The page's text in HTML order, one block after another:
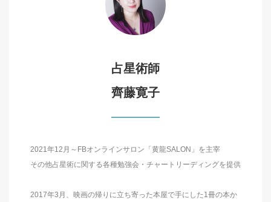
占星術師
齊藤寛子
2021年12月～FBオンラインサロン「黄龍SALON」を主宰
その他占星術に関する各種勉強会・チャートリーディングを提供
2017年3月、映画の帰りに立ち寄った本屋で手にした1冊の本か